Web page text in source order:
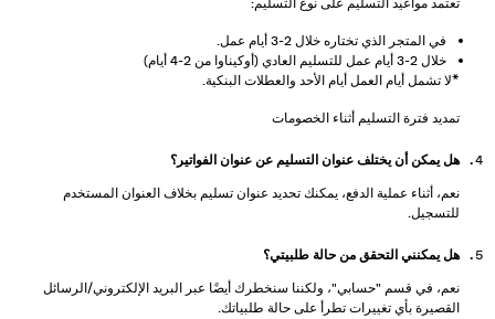
في المتجر الذي تختاره خلال 2-3 أيام عمل.
خلال 2-3 أيام عمل للتسليم العادي (أوكيناوا من 2-4 أيام)
*لا تشمل أيام العمل أيام الأحد والعطلات البنكية.
تمديد فترة التسليم أثناء الخصومات
هل يمكن أن يختلف عنوان التسليم عن عنوان الفواتير؟
نعم، أثناء عملية الدفع، يمكنك تحديد عنوان تسليم بخلاف العنوان المستخدم
للتسجيل.
هل يمكنني التحقق من حالة طلبيتي؟
نعم، في قسم "حسابي"، ولكننا سنخطرك أيضًا عبر البريد الإلكتروني/الرسائل
القصيرة بأي تغييرات تطرأ على حالة طلبياتك.